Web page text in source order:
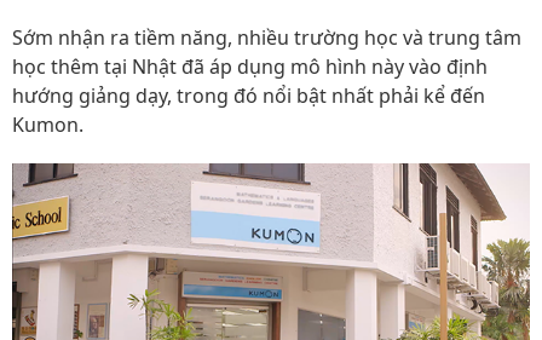
Sớm nhận ra tiềm năng, nhiều trường học và trung tâm
học thêm tại Nhật đã áp dụng mô hình này vào định
hướng giảng dạy, trong đó nổi bật nhất phải kể đến
Kumon.